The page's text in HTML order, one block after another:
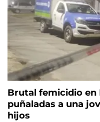
Brutal femicidio en
puñaladas a una
hijos